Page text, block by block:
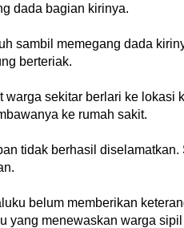
dada bagian kirinya.
sambil memegang dada
berteriak.
warga sekitar berlari ke lokasi
ke rumah sakit.
tidak berhasil
belum memberikan
yang menewaskan warga